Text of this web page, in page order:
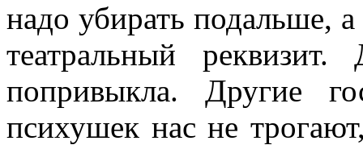
надо убирать подальше, а
театральный
попривыкла. Другие
психушек нас не